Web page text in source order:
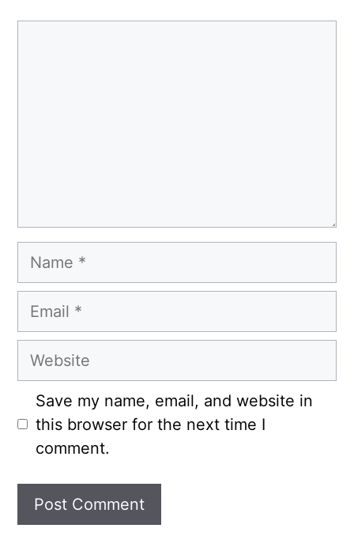
Name
Email
Website
Save my name, email, and website in
this browser for the next time I
comment.